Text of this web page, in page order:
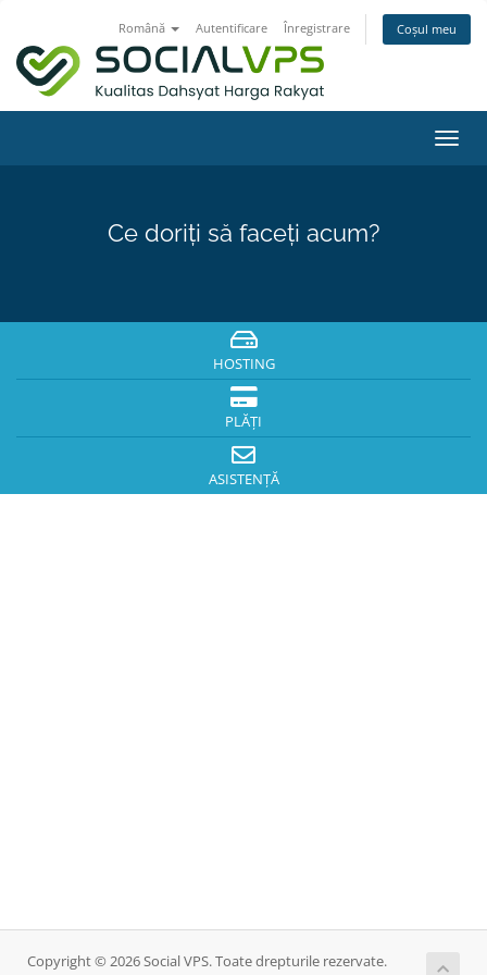
Română Autentificare Înregistrare Coșul meu
Ce doriți să faceți acum?
HOSTING
PLĂȚI
ASISTENȚĂ
Copyright © 2026 Social VPS. Toate drepturile rezervate.